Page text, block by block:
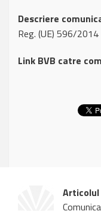
Descriere
Reg. (UE) 596/2014
Link BVB catre